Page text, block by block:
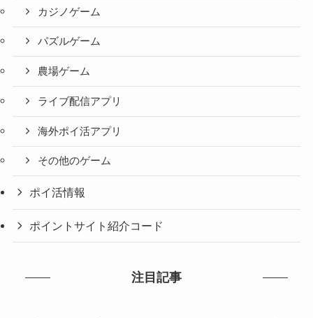
カジノゲーム
パズルゲーム
農場ゲーム
ライブ配信アプリ
海外ポイ活アプリ
その他のゲーム
ポイ活情報
ポイントサイト紹介コード
注目記事